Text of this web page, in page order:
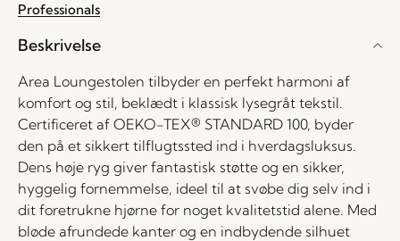
Professionals
Beskrivelse
Area Loungestolen tilbyder en perfekt harmoni af
komfort og stil, beklædt i klassisk lysegråt tekstil.
Certificeret af OEKO-TEX® STANDARD 100, byder
den på et sikkert tilflugtssted ind i hverdagsluksus.
Dens høje ryg giver fantastisk støtte og en sikker,
hyggelig fornemmelse, ideel til at svøbe dig selv ind i
dit foretrukne hjørne for noget kvalitetstid alene. Med
bløde afrundede kanter og en indbydende silhuet